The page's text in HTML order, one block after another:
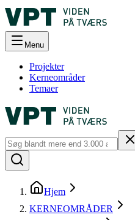
Menu
Projekter
Kerneområder
Temaer
Hjem
KERNEOMRÅDER